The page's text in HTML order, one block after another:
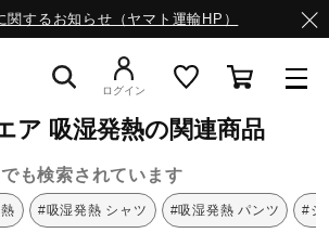
関するお知らせ（ヤマト運輸HP）
イルウエア
ログイン
吸湿発熱
ア 吸湿発熱の関連商品
も検索されています
#吸湿発熱 シャツ #吸湿発熱 パンツ #ジ